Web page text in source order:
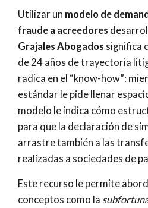
Utilizar un modelo de
fraude a acreedores
Grajales Abogados significa
de 24 años de trayectoria
radica en el “know-how”:
estándar le pide llenar
modelo le indica cómo
para que la declaración de
arrastre también a las
realizadas a sociedades de
Este recurso le permite
conceptos como la